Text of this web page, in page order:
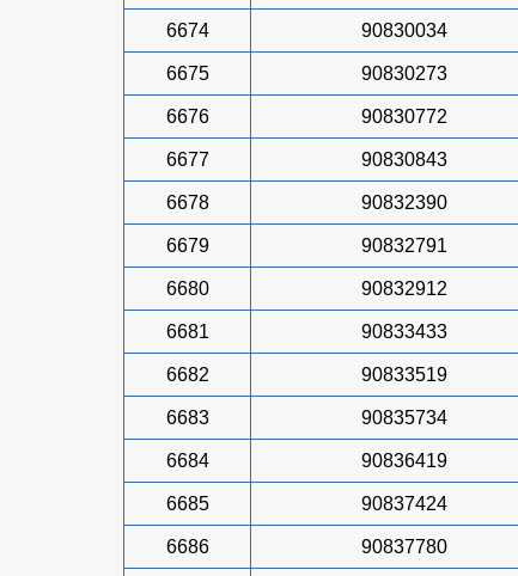
6674 90830034
6675 90830273
6676 90830772
6677 90830843
6678 90832390
6679 90832791
6680 90832912
6681 90833433
6682 90833519
6683 90835734
6684 90836419
6685 90837424
6686 90837780